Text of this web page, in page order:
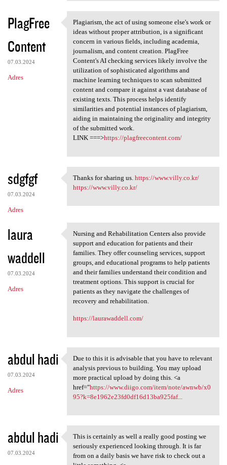
PlagFree
Content
07.03.2024
Adres
Plagiarism, the act of using
Plagiarism, the act of using someone else's work or
ideas without proper attribution, is a significant
concern in various fields, including academia,
journalism, and content creation. PlagFree
Content's AI checking services likely involve the
utilization of sophisticated algorithms and
machine learning techniques to scan submitted
content and compare it against a vast database of
existing texts. This process helps identify
similarities and potential instances of plagiarism,
aiding in maintaining the originality and integrity
of the submitted work.
LINK ===>https://plagfreecontent.com/
sdgfgf
07.03.2024
Adres
Thanks for sharing us. https
Thanks for sharing us. https://www.villy.co.kr/
https://www.villy.co.kr/
laura
waddell
07.03.2024
Adres
Nursing and Rehabilitation
Nursing and Rehabilitation Centers also provide
support and education for patients and their
families. They offer counseling services, support
groups, and educational programs to help patients
and their families understand their condition and
treatment options. This support is crucial for
patients as they navigate the challenges of
recovery and rehabilitation.
https://laurawaddell.com/
abdul hadi
07.03.2024
Adres
Due to this it is advisable
Due to this it is advisable that you have to relevant
analysis previous to building. You may upload
more practical upload by doing this. <a
href="https://www.diigo.com/item/note/awnwb/x0
95?k=8e1962e23fd0df16d13ba925faf...
abdul hadi
07.03.2024
This is certainly as well a
This is certainly as well a really good posting we
seriously experienced looking through. It is far
from on a daily basis we have risk to check out a